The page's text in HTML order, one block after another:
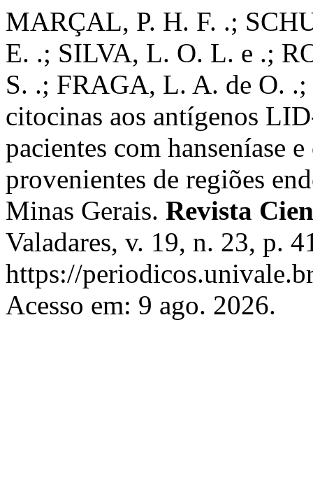
MARÇAL, P. H. F. .;
E. .; SILVA, L. O. L. e .;
S. .; FRAGA, L. A. de O.
citocinas aos antígenos
pacientes com hanseníase
provenientes de regiões
Minas Gerais. Revista
Valadares, v. 19, n. 23, p.
https://
Acesso em: 9 ago. 2026.